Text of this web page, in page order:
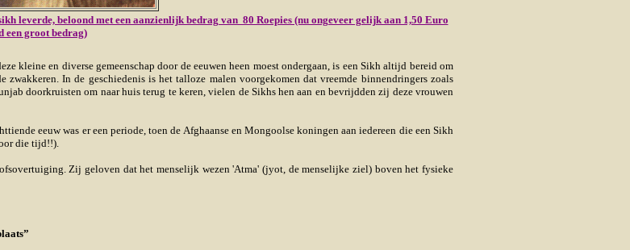
leverde, beloond met een aanzienlijk bedrag van 80 Roepies (nu ongeveer gelijk aan 1,50 Euro
een groot bedrag)
kleine en diverse gemeenschap door de eeuwen heen moest ondergaan, is een Sikh altijd bereid om
In de geschiedenis is het talloze malen voorgekomen dat vreemde binnendringers zoals
doorkruisten om naar huis terug te keren, vielen de Sikhs hen aan en bevrijdden zij deze vrouwen
eeuw was er een periode, toen de Afghaanse en Mongoolse koningen aan iedereen die een Sikh
die tijd!!).
Zij geloven dat het menselijk wezen 'Atma' (jyot, de menselijke ziel) boven het fysieke